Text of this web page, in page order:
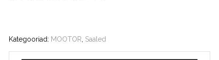
Kategooriad: MOOTOR Saaled